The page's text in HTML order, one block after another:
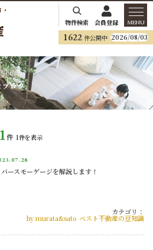
物件検索 会員登録 MENU
1622 件公開中 2026/08/03
ブログ
1件 1件を表示
07.28
バースモーゲージを解説します！
カテゴリ：
by murata&sato ベスト不動産の豆知識